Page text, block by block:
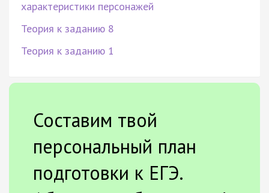
характеристики персонажей
Теория к заданию 8
Теория к заданию 1
Составим твой
персональный план
подготовки к ЕГЭ.